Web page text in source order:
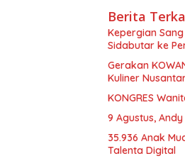
Berita
Kepergian
Sidabutar ke
Gerakan
Kuliner
KONGRES
9 Agustus,
35.936 Anak
Talenta Digital